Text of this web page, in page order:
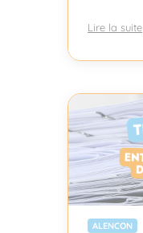
Lire la suite
ALENCON